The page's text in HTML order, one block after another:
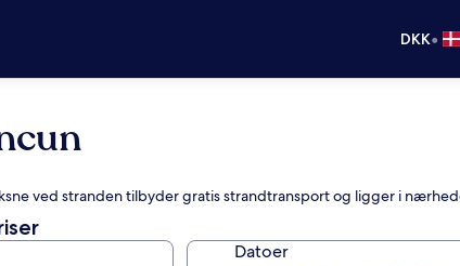
DKK•
ved stranden tilbyder gratis strandtransport og ligger i
Datoer